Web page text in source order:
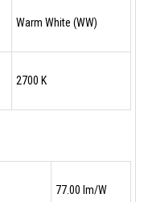
Warm White (WW)
2700 K
77.00 lm/W